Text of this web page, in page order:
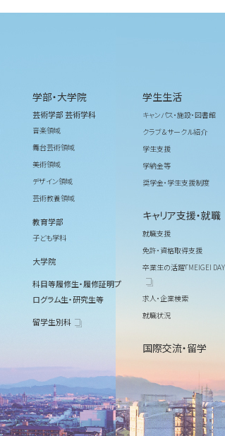
学部・大学院
芸術学部 芸術学科
音楽領域
舞台芸術領域
美術領域
デザイン領域
芸術教養領域
教育学部
子ども学科
大学院
科目等履修生・履修証明プ
ログラム生・研究生等
留学生別科
学生生活
キャンパス・施設・図書館
クラブ＆サークル紹介
学生支援
学納金等
奨学金・学生支援制度
キャリア支援・就職
就職支援
免許・資格取得支援
卒業生の活躍「MEIGEI
求人・企業検索
就職状況
国際交流・留学